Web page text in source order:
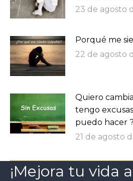
23 de agosto
Porqué me
22 de agosto
Quiero
tengo
puedo hacer ?
21 de agosto
¡Mejora tu vida